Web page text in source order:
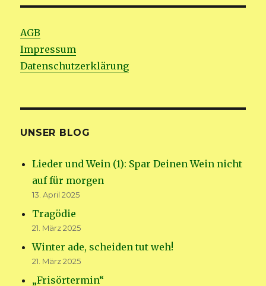
AGB
Impressum
Datenschutzerklärung
UNSER BLOG
Lieder und Wein (1): Spar Deinen Wein nicht
auf für morgen
13. April 2025
Tragödie
21. März 2025
Winter ade, scheiden tut weh!
21. März 2025
„Frisörtermin“